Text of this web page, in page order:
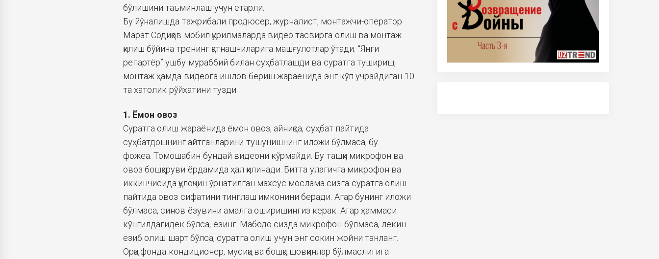
бўлишини таъминлаш учун етарли.
Бу йўналишда тажрибали продюсер, журналист, монтажчи-оператор
Марат Содиқов мобил қурилмаларда видео тасвирга олиш ва монтаж
қилиш бўйича тренинг қатнашчиларига машғулотлар ўтади. “Янги
репартёр” ушбу мураббий билан суҳбатлашди ва суратга тушириш,
монтаж ҳамда видеога ишлов бериш жараёнида энг кўп учрайдиган 10
та хатолик рўйхатини тузди.
1. Ёмон овоз
Суратга олиш жараёнида ёмон овоз, айниқса, суҳбат пайтида
суҳбатдошнинг айтганларини тушунишнинг иложи бўлмаса, бу –
фожеа. Томошабин бундай видеони кўрмайди. Бу ташқи микрофон ва
овоз бошқаруви ёрдамида ҳал қилинади. Битта улагичга микрофон ва
иккинчисида қулоқчин ўрнатилган махсус мослама сизга суратга олиш
пайтида овоз сифатини тинглаш имконини беради. Агар бунинг иложи
бўлмаса, синов ёзувини амалга оширишингиз керак. Агар ҳаммаси
кўнгилдагидек бўлса, ёзинг. Мабодо сизда микрофон бўлмаса, лекин
ёзиб олиш шарт бўлса, суратга олиш учун энг сокин жойни танланг.
Орқа фонда кондиционер, мусиқа ва бошқа шовқинлар бўлмаслигига